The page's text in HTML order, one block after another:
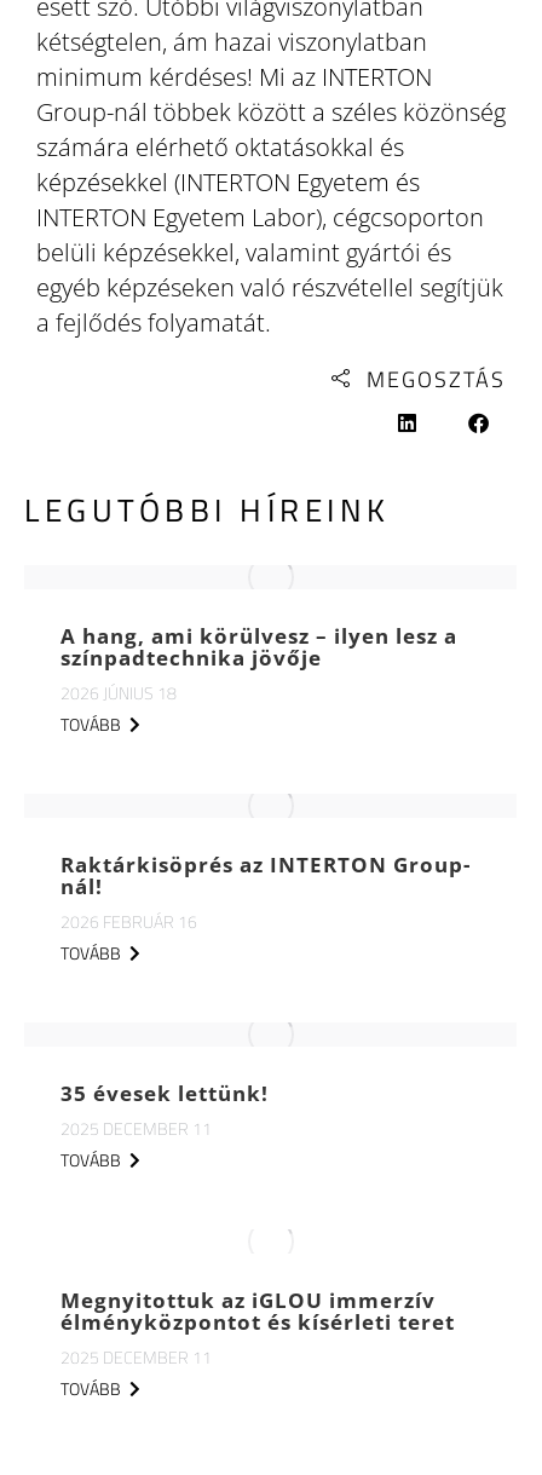
kétségtelen, ám hazai viszonylatban
minimum kérdéses! Mi az INTERTON
Group-nál többek között a széles közönség
számára elérhető oktatásokkal és
képzésekkel (INTERTON Egyetem és
INTERTON Egyetem Labor), cégcsoporton
belüli képzésekkel, valamint gyártói és
egyéb képzéseken való részvétellel segítjük
a fejlődés folyamatát.
MEGOSZTÁS
LEGUTÓBBI HÍREINK
A hang, ami körülvesz – ilyen lesz a
színpadtechnika jövője
2026 JÚNIUS 18
TOVÁBB
Raktárkisöprés az INTERTON Group-
nál!
2026 FEBRUÁR 16
TOVÁBB
35 évesek lettünk!
2025 DECEMBER 11
TOVÁBB
Megnyitottuk az iGLOU immerzív
élményközpontot és kísérleti teret
2025 DECEMBER 11
TOVÁBB